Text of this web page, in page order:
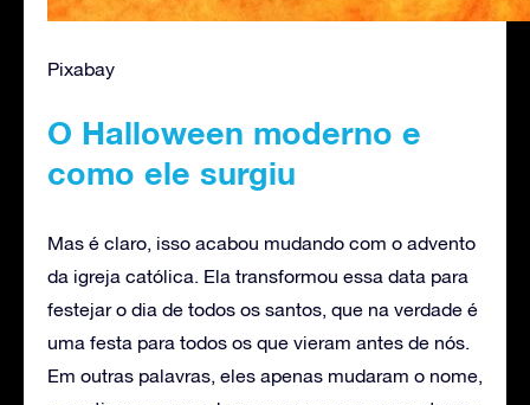
Pixabay
O Halloween moderno e
como ele surgiu
Mas é claro, isso acabou mudando com o advento
da igreja católica. Ela transformou essa data para
festejar o dia de todos os santos, que na verdade é
uma festa para todos os que vieram antes de nós.
Em outras palavras, eles apenas mudaram o nome,